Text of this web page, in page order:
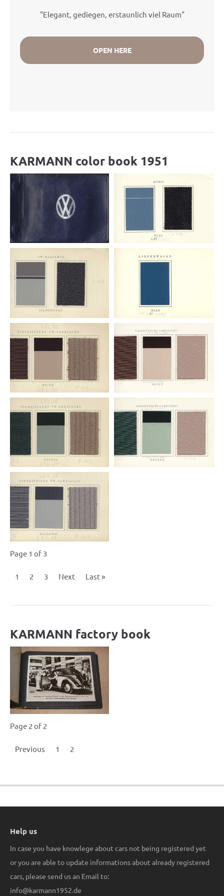
"Elegant, gediegen, erstaunlich viel Raum"
OPEN HERE
KARMANN color book 1951
Page 1 of 3
1 2 3 Next Last »
KARMANN factory book
Page 2 of 2
Previous 1 2
Help us
In case you have knowlege about cars not being registered yet
or you are able to update informations about already registered
cars, please send us an Email to:
info@karmann1952.de